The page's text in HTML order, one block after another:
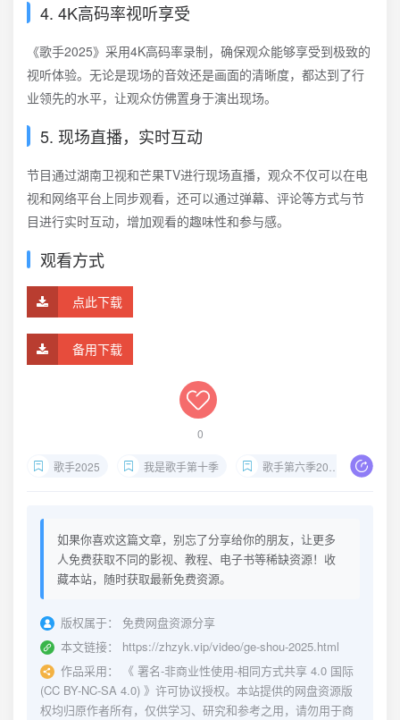
4. 4K高码率视听享受
《歌手2025》采用4K高码率录制，确保观众能够享受到极致的
视听体验。无论是现场的音效还是画面的清晰度，都达到了行
业领先的水平，让观众仿佛置身于演出现场。
5. 现场直播，实时互动
节目通过湖南卫视和芒果TV进行现场直播，观众不仅可以在电
视和网络平台上同步观看，还可以通过弹幕、评论等方式与节
目进行实时互动，增加观看的趣味性和参与感。
观看方式
点此下载
备用下载
0
歌手2025 我是歌手第十季 歌手第六季2025
如果你喜欢这篇文章，别忘了分享给你的朋友，让更多
人免费获取不同的影视、教程、电子书等稀缺资源！收
藏本站，随时获取最新免费资源。
版权属于：
免费网盘资源分享
本文链接：
https://zhzyk.vip/video/ge-shou-2025.html
作品采用：
《 署名-非商业性使用-相同方式共享 4.0 国际
(CC BY-NC-SA 4.0) 》许可协议授权。本站提供的网盘资源版
权均归原作者所有，仅供学习、研究和参考之用，请勿用于商